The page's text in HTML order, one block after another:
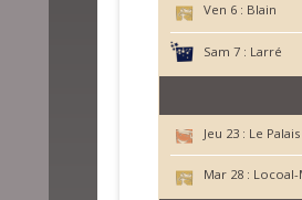
Ven 6 : Blain
Sam 7 : Larré
Jeu 23 : Le Palais
Mar 28 :